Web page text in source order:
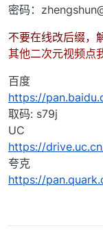
密码：
不要在线改后缀，
其他二次元视频点
百度
https://
取码: s79j
UC
https://
夸克
https://